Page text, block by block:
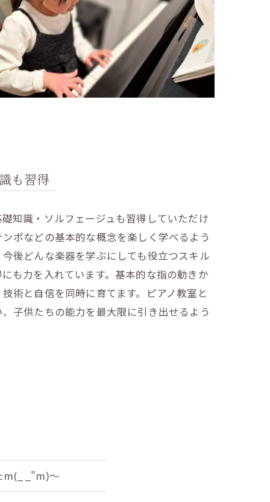
も習得
知識・ソルフェージュも習得していただけ
ポなどの基本的な概念を楽しく学べるよう
後どんな楽器を学ぶにしても役立つスキル
も力を入れています。基本的な指の動きか
術と自信を同時に育てます。ピアノ教室と
子供たちの能力を最大限に引き出せるよう
m(_ _"m)～